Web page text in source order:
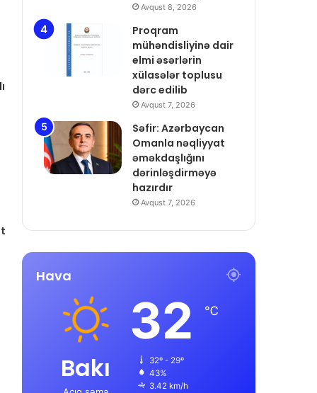
Avqust 8, 2026
Proqram
mühəndisliyinə dair
elmi əsərlərin
xülasələr toplusu
dərc edilib
Avqust 7, 2026
Səfir: Azərbaycan
Omanla nəqliyyat
əməkdaşlığını
dərinləşdirməyə
hazırdır
Avqust 7, 2026
Hava
Bakı
32 ℃
32º - 29º
43%
3.42 km/h